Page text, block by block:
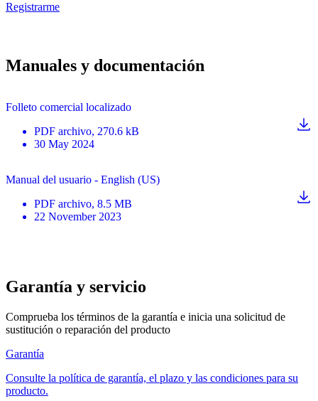
Registrarme
Manuales y documentación
Folleto comercial localizado
PDF archivo, 270.6 kB
30 May 2024
Manual del usuario - English (US)
PDF archivo, 8.5 MB
22 November 2023
Garantía y servicio
Comprueba los términos de la garantía e inicia una solicitud de
sustitución o reparación del producto
Garantía
Consulte la política de garantía, el plazo y las condiciones para su
producto.